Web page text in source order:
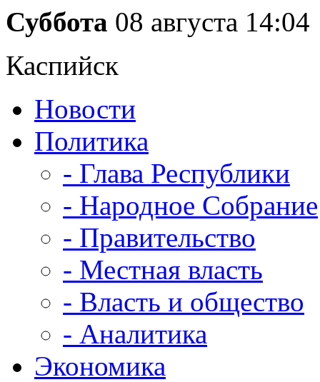
Суббота 08 августа 14:04
Каспийск
Новости
Политика
- Глава Республики
- Народное Собрание
- Правительство
- Местная власть
- Власть и общество
- Аналитика
Экономика